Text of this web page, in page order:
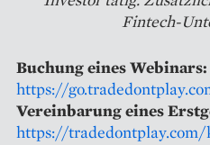
Fintech-
Buchung eines Webinars:
https://
Vereinbarung eines
https://